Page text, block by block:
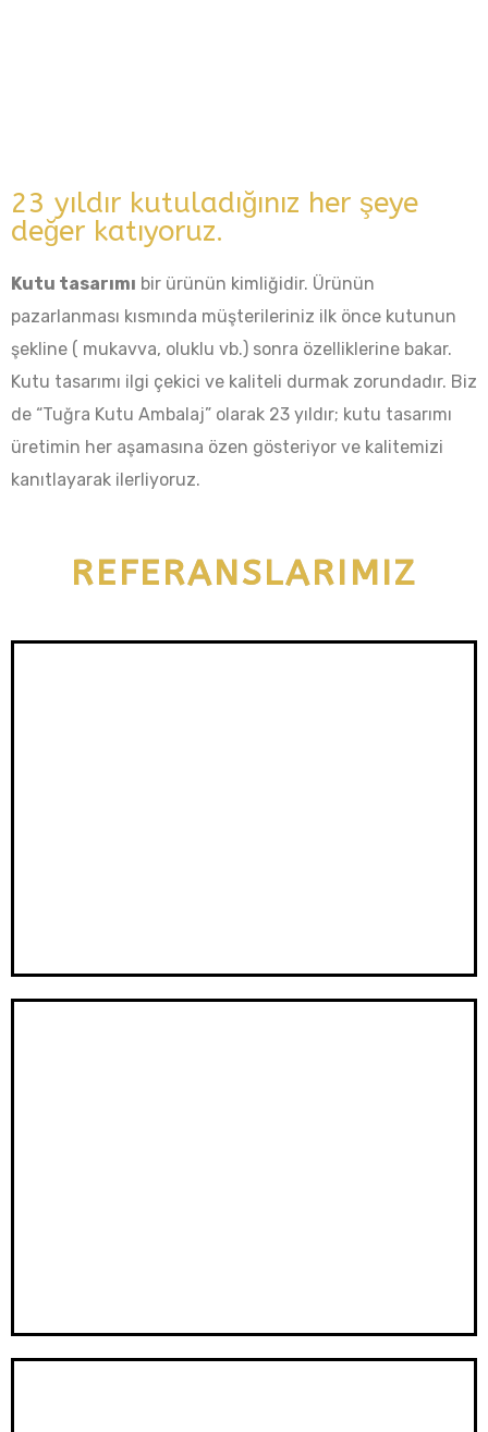
23 yıldır kutuladığınız her şeye
değer katıyoruz.
Kutu tasarımı bir ürünün kimliğidir. Ürünün
pazarlanması kısmında müşterileriniz ilk önce kutunun
şekline ( mukavva, oluklu vb.) sonra özelliklerine bakar.
Kutu tasarımı ilgi çekici ve kaliteli durmak zorundadır. Biz
de “Tuğra Kutu Ambalaj” olarak 23 yıldır; kutu tasarımı
üretimin her aşamasına özen gösteriyor ve kalitemizi
kanıtlayarak ilerliyoruz.
REFERANSLARIMIZ